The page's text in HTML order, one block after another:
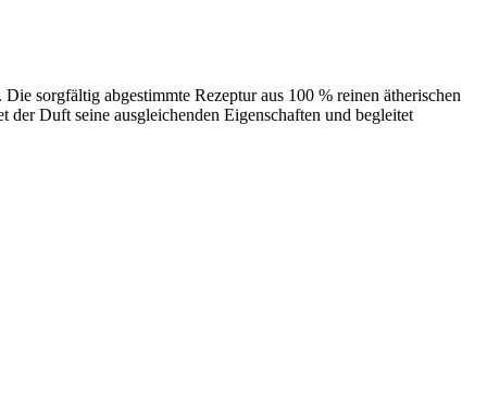
sorgfältig abgestimmte Rezeptur aus 100 % reinen ätherischen
Duft seine ausgleichenden Eigenschaften und begleitet